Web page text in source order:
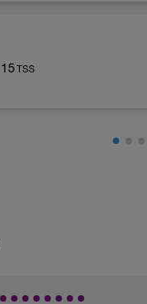
15 TSS